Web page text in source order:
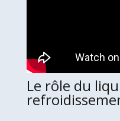
Le rôle du